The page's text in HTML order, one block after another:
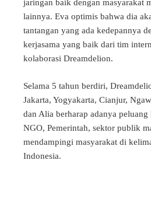
jaringan baik dengan masyarakat
lainnya. Eva optimis bahwa dia
tantangan yang ada kedepannya
kerjasama yang baik dari tim
kolaborasi Dreamdelion.
Selama 5 tahun berdiri,
Jakarta, Yogyakarta, Cianjur,
dan Alia berharap adanya
NGO, Pemerintah, sektor publik
mendampingi masyarakat di
Indonesia.